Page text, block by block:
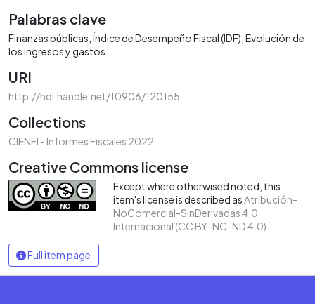
Palabras clave
Finanzas públicas Índice de Desempeño Fiscal (IDF) Evolución de
los ingresos y gastos
URI
http://hdl.handle.net/10906/120155
Collections
CIENFI - Informes Fiscales 2022
Creative Commons license
Except where otherwised noted, this
item's license is described asAtribución-
NoComercial-SinDerivadas 4.0
Internacional (CC BY-NC-ND 4.0)
Full item page